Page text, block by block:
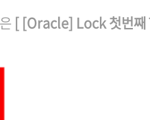
[ [Oracle] Lock 첫번